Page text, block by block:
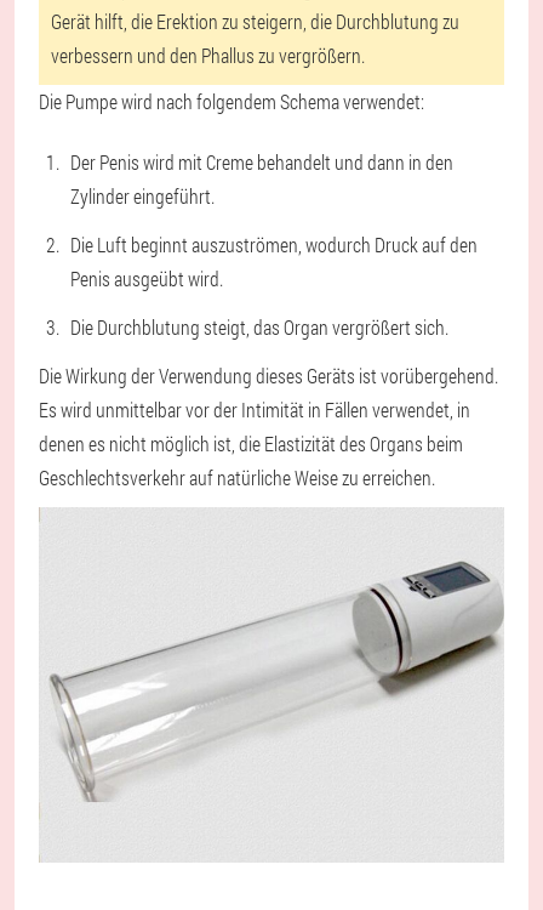
Gerät hilft, die Erektion zu steigern, die Durchblutung zu
verbessern und den Phallus zu vergrößern.
Die Pumpe wird nach folgendem Schema verwendet:
Der Penis wird mit Creme behandelt und dann in den
Zylinder eingeführt.
Die Luft beginnt auszuströmen, wodurch Druck auf den
Penis ausgeübt wird.
Die Durchblutung steigt, das Organ vergrößert sich.
Die Wirkung der Verwendung dieses Geräts ist vorübergehend.
Es wird unmittelbar vor der Intimität in Fällen verwendet, in
denen es nicht möglich ist, die Elastizität des Organs beim
Geschlechtsverkehr auf natürliche Weise zu erreichen.